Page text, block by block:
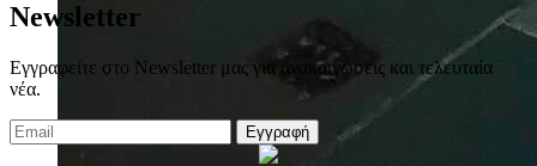
Newsletter
Εγγραφείτε στο Newsletter μας για ανακοινώσεις και τελευταία
νέα.
Εγγραφή